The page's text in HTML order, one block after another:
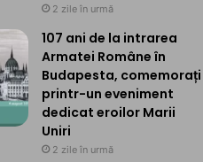
2 zile în urmă
107 ani de la intrarea
Armatei Române în
Budapesta, comemorați
printr-un eveniment
dedicat eroilor Marii
Uniri
2 zile în urmă